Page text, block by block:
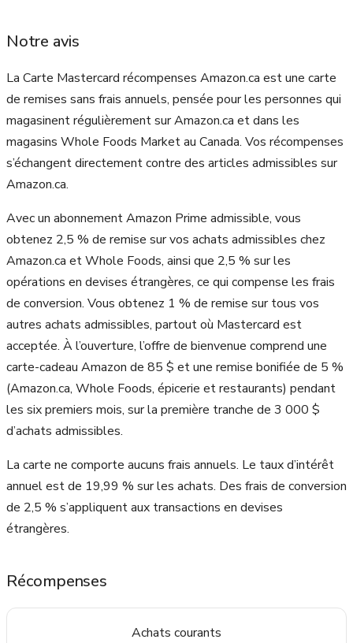
Notre avis
La Carte Mastercard récompenses Amazon.ca est une carte
de remises sans frais annuels, pensée pour les personnes qui
magasinent régulièrement sur Amazon.ca et dans les
magasins Whole Foods Market au Canada. Vos récompenses
s’échangent directement contre des articles admissibles sur
Amazon.ca.
Avec un abonnement Amazon Prime admissible, vous
obtenez 2,5 % de remise sur vos achats admissibles chez
Amazon.ca et Whole Foods, ainsi que 2,5 % sur les
opérations en devises étrangères, ce qui compense les frais
de conversion. Vous obtenez 1 % de remise sur tous vos
autres achats admissibles, partout où Mastercard est
acceptée. À l’ouverture, l’offre de bienvenue comprend une
carte-cadeau Amazon de 85 $ et une remise bonifiée de 5 %
(Amazon.ca, Whole Foods, épicerie et restaurants) pendant
les six premiers mois, sur la première tranche de 3 000 $
d’achats admissibles.
La carte ne comporte aucuns frais annuels. Le taux d’intérêt
annuel est de 19,99 % sur les achats. Des frais de conversion
de 2,5 % s’appliquent aux transactions en devises
étrangères.
Récompenses
Achats courants